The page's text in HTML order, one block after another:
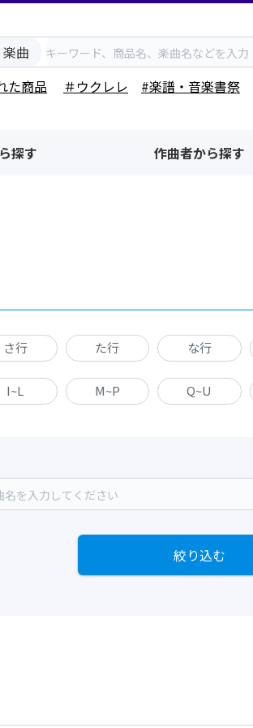
楽曲
た商品
＃ウクレレ #楽譜・音楽書祭
探す 作曲者から探す
さ行 た行 な行
I~L M~P Q~U
絞り込む